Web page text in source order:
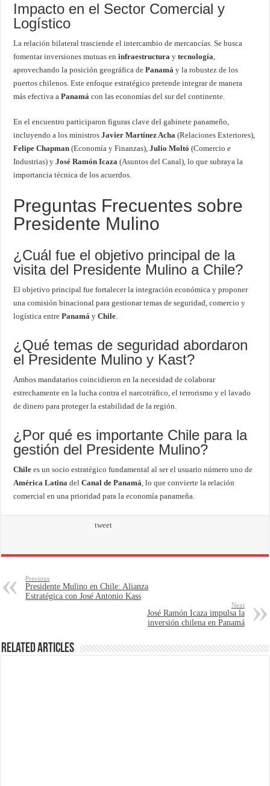
Impacto en el Sector Comercial y
Logístico
La relación bilateral trasciende el intercambio de mercancías. Se busca
fomentar inversiones mutuas eninfraestructura ytecnología,
aprovechando la posición geográfica dePanamá y la robustez de los
puertos chilenos. Este enfoque estratégico pretende integrar de manera
más efectiva aPanamá con las economías del sur del continente.
En el encuentro participaron figuras clave del gabinete panameño,
incluyendo a los ministrosJavier Martínez Acha (Relaciones Exteriores),
Felipe Chapman (Economía y Finanzas),Julio Moltó (Comercio e
Industrias) yJosé Ramón Icaza (Asuntos del Canal), lo que subraya la
importancia técnica de los acuerdos.
Preguntas Frecuentes sobre
Presidente Mulino
¿Cuál fue el objetivo principal de la
visita del Presidente Mulino a Chile?
El objetivo principal fue fortalecer la integración económica y proponer
una comisión binacional para gestionar temas de seguridad, comercio y
logística entrePanamá yChile.
¿Qué temas de seguridad abordaron
el Presidente Mulino y Kast?
Ambos mandatarios coincidieron en la necesidad de colaborar
estrechamente en la lucha contra el narcotráfico, el terrorismo y el lavado
de dinero para proteger la estabilidad de la región.
¿Por qué es importante Chile para la
gestión del Presidente Mulino?
Chile es un socio estratégico fundamental al ser el usuario número uno de
América Latina delCanal de Panamá, lo que convierte la relación
comercial en una prioridad para la economía panameña.
tweet
Previous
Presidente Mulino en Chile: Alianza
Estratégica con José Antonio Kass
Next
José Ramón Icaza impulsa la
inversión chilena en Panamá
Related Articles